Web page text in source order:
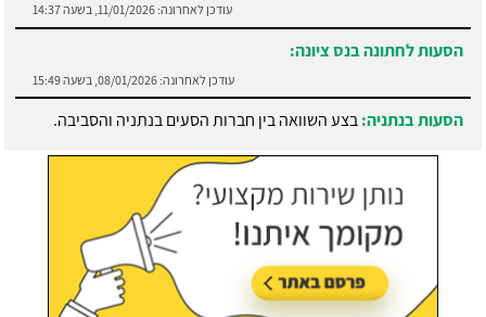
עודכן לאחרונה: 11/01/2026, בשעה 14:37
הסעות לחתונה בנס ציונה:
עודכן לאחרונה: 08/01/2026, בשעה 15:49
הסעות בנתניה:בצע השוואה בין חברות הסעים בנתניה והסביבה.